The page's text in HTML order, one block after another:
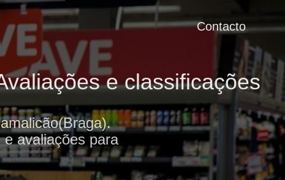
Contacto
e classificações
avaliações para